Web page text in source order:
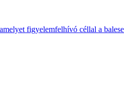
figyelemfelhívó céllal a